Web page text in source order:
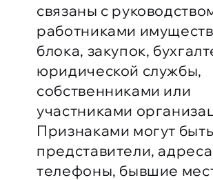
связаны с
работниками
блока, закупок,
юридической службы,
собственниками или
участниками
Признаками могут
представители,
телефоны, бывшие